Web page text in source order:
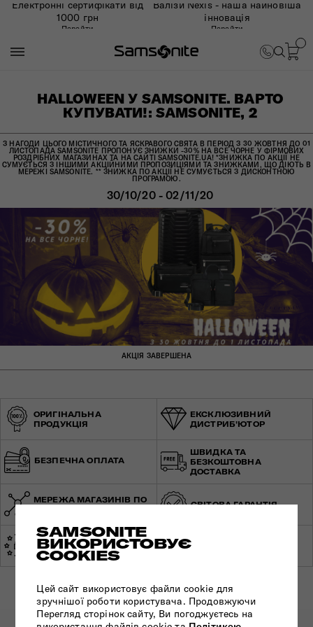
Електронні сертифікати від
1000 грн
Перейти
Валізи Nexis - наша найновіша
інновація
Перейти
SAMSONITE
ВИКОРИСТОВУЄ
COOKIES
Цей сайт використовує файли cookie для
зручнішої роботи користувача. Продовжуючи
Перегляд сторінок сайту, Ви погоджуєтесь на
HALLOWEEN У SAMSONITE. ВАРТО
КУПУВАТИ!: SAMSONITE, 2
З НАГОДИ ЦЬОГО МІСТИЧНОГО ТА ЯСКРАВОГО СВЯТА В ПЕРІОД З 30 ЖОВТНЯ ДО 01
ЛИСТОПАДА SAMSONITE ПРОПОНУЄ ЗНИЖКИ -30% НА ВСЕ ЧОРНЕ У ФІРМОВИХ
РОЗДРІБНИХ МАГАЗИНАХ ТА НА САЙТІ SAMSONITE.UA! *ЗНИЖКА ПО АКЦІЇ НЕ
СУМУЄТЬСЯ З ІНШИМИ АКЦІЙНИМИ ПРОПОЗИЦІЯМИ ТА ЗНИЖКАМИ, ЩО ДІЮТЬ В
МЕРЕЖІ SAMSONITE. ** ЗНИЖКА ПО АКЦІЇ НЕ СУМУЄТЬСЯ З ДИСКОНТНОЮ
ПРОГРАМОЮ.
30/10/20 - 02/11/20
АКЦІЯ ЗАВЕРШЕНА
ОРИГІНАЛЬНА
ПРОДУКЦІЯ
ЕКСКЛЮЗИВНИЙ
ДИСТРИБ'ЮТОР
БЕЗПЕЧНА ОПЛАТА
ШВИДКА ТА
БЕЗКОШТОВНА
ДОСТАВКА
МЕРЕЖА МАГАЗИНІВ ПО
СВІТОВА ГАРАНТІЯ
ЗРОБЛЕНО В ЄВРОПІ
ЕКСПЕРТНА